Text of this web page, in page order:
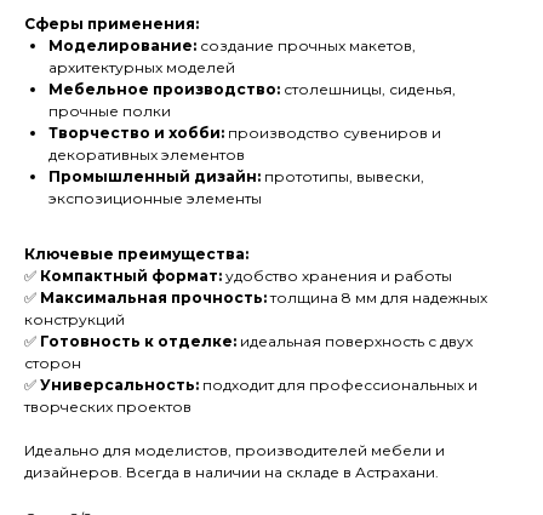
Сферы применения:
Моделирование: создание прочных макетов,
архитектурных моделей
Мебельное производство: столешницы, сиденья,
прочные полки
Творчество и хобби: производство сувениров и
декоративных элементов
Промышленный дизайн: прототипы, вывески,
экспозиционные элементы
Ключевые преимущества:
✅ Компактный формат: удобство хранения и работы
✅ Максимальная прочность:толщина 8 мм для надежных
конструкций
✅ Готовность к отделке: идеальная поверхность с двух
сторон
✅ Универсальность: подходит для профессиональных и
творческих проектов
Идеально для моделистов, производителей мебели и
дизайнеров. Всегда в наличии на складе в Астрахани.